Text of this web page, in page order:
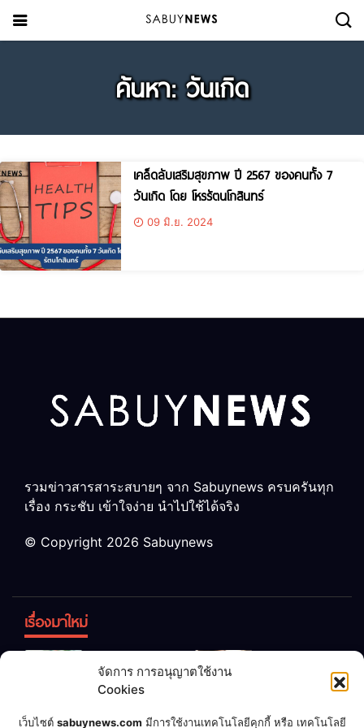
จัดการ การอนุญาตใช้งาน
Cookies
เว็บไซต์ sabuynews.com มีการใช้งานเทคโนโลยีคุกกี้ หรือ เทคโนโลยี
ค้นหา: วันเกิด
เคล็ดลับเสริมสุขภาพ ปี 2567 ของคนทั้ง 7
วันเกิด โดย โหรรัตนโกสินทร์
09 มิ.ย. 2024
รวมข่าวสารสาระสบายๆ จาก Sabuynews ครบครันทุก
เรื่อง กระชับ เข้าใจง่าย นำไปใช้ได้จริง
© Copyright 2026 Sabuynews
เรื่องมาใหม่
ทิ้ง! เปลี่ยน
เป็น “ปุ๋ย
จุลินทรีย์”
หญิง 12 ขวบ
แต่งงานกับ
เชื่อพ่อแล้ว เจ้าของคาร์